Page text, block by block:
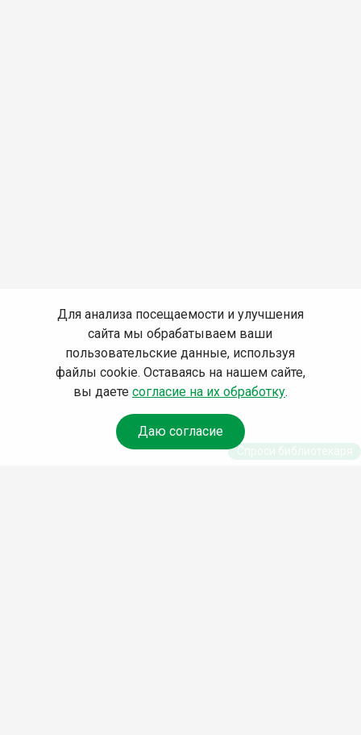
Для анализа посещаемости и улучшения
сайта мы обрабатываем ваши
пользовательские данные, используя
файлы cookie. Оставаясь на нашем сайте,
вы даете согласие на их обработку.
Даю согласие
Спроси библиотекаря